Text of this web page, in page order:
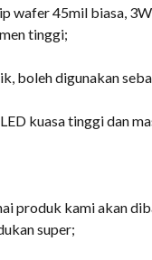
wafer 45mil biasa,
tinggi;
boleh digunakan
kuasa tinggi dan
produk kami akan
super;